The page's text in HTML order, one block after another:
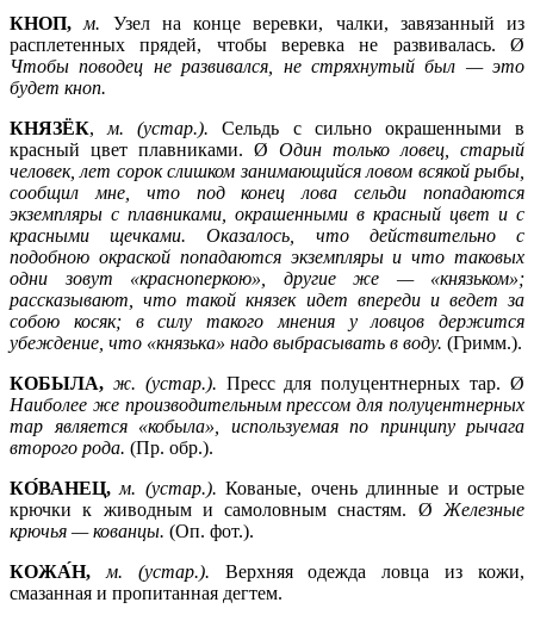
КНОП, м. Узел на конце веревки, чалки, завязанный из
расплетенных прядей, чтобы веревка не развивалась. Ø
Чтобы поводец не развивался, не стряхнутый был — это
будет кноп.
КНЯЗЁК, м. (устар.).Сельдь с сильно окрашенными в
красный цвет плавниками. Ø Один только ловец, старый
человек, лет сорок слишком занимающийся ловом всякой рыбы,
сообщил мне, что под конец лова сельди попадаются
экземпляры с плавниками, окрашенными в красный цвет и с
красными щечками. Оказалось, что действительно с
подобною окраской попадаются экземпляры и что таковых
одни зовут «красноперкою», другие же —
«князьком»;
рассказывают, что такой князек идет впереди и ведет за
собою косяк; в силу такого мнения у ловцов держится
убеждение, что «князька» надо выбрасывать в воду. (Гримм.).
КОБЫЛА, ж. (устар.). Пресс для полуцентнерных тар. Ø
Наиболее же производительным прессом для полуцентнерных
тар является «кобыла», используемая по принципу рычага
второго рода. (Пр. обр.).
КО́ВАНЕЦ, м. (устар.).Кованые, очень длинные и острые
крючки к живодным и самоловным снастям. Ø Железные
крючья — кованцы. (Оп. фот.).
КОЖА́Н, м. (устар.). Верхняя одежда ловца из кожи,
смазанная и пропитанная дегтем.